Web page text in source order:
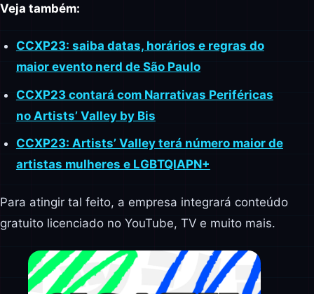
Veja também:
CCXP23: saiba datas, horários e regras do
maior evento nerd de São Paulo
CCXP23 contará com Narrativas Periféricas
no Artists’ Valley by Bis
CCXP23: Artists’ Valley terá número maior de
artistas mulheres e LGBTQIAPN+
Para atingir tal feito, a empresa integrará conteúdo
gratuito licenciado no YouTube, TV e muito mais.